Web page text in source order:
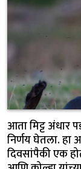
आता मिट्ट अंधार
निर्णय घेतला. हा
दिवसांपैकी एक